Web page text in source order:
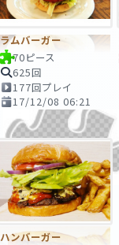
ラムバーガー
70ピース
625回
177回プレイ
17/12/08 06:21
ハンバーガー